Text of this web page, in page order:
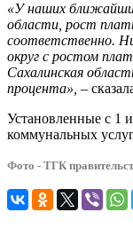
«У наших
области, рост
соответственно.
округ с ростом
Сахалинская
процента», –
Установленные с 1
коммунальных
Фото - ТГК